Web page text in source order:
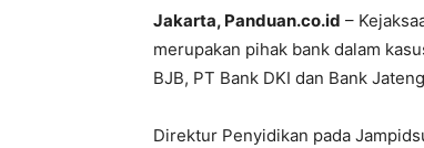
Jakarta, Panduan.co.id –
merupakan pihak bank dalam
BJB, PT Bank DKI dan Bank
Direktur Penyidikan pada